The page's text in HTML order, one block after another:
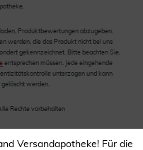
Produktbewertungen abzugeben.
werden, die das Produkt nicht bei uns
gekennzeichnet. Bitte beachten Sie,
entsprechen müssen. Jede eingehende
unterzogen und kann
werden.
Rechte vorbehalten
Versandapotheke! Für die